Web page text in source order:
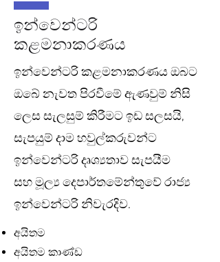
ඉන්වෙන්ටරි
කළමනාකරණය
ඉන්වෙන්ටරි කළමනාකරණය ඔබට
ඔබේ නැවත පිරවීමේ ඇණවුම් නිසි
ලෙස සැලසුම් කිරීමට ඉඩ සලසයි,
සැපයුම් දාම හවුල්කරුවන්ට
ඉන්වෙන්ටරි දෘශ්‍යතාව සැපයීම
සහ මූල්‍ය දෙපාර්තමේන්තුවේ රාජ්‍ය
ඉන්වෙන්ටරි නිවැරදිව.
අයිතම
අයිතම කාණ්ඩ